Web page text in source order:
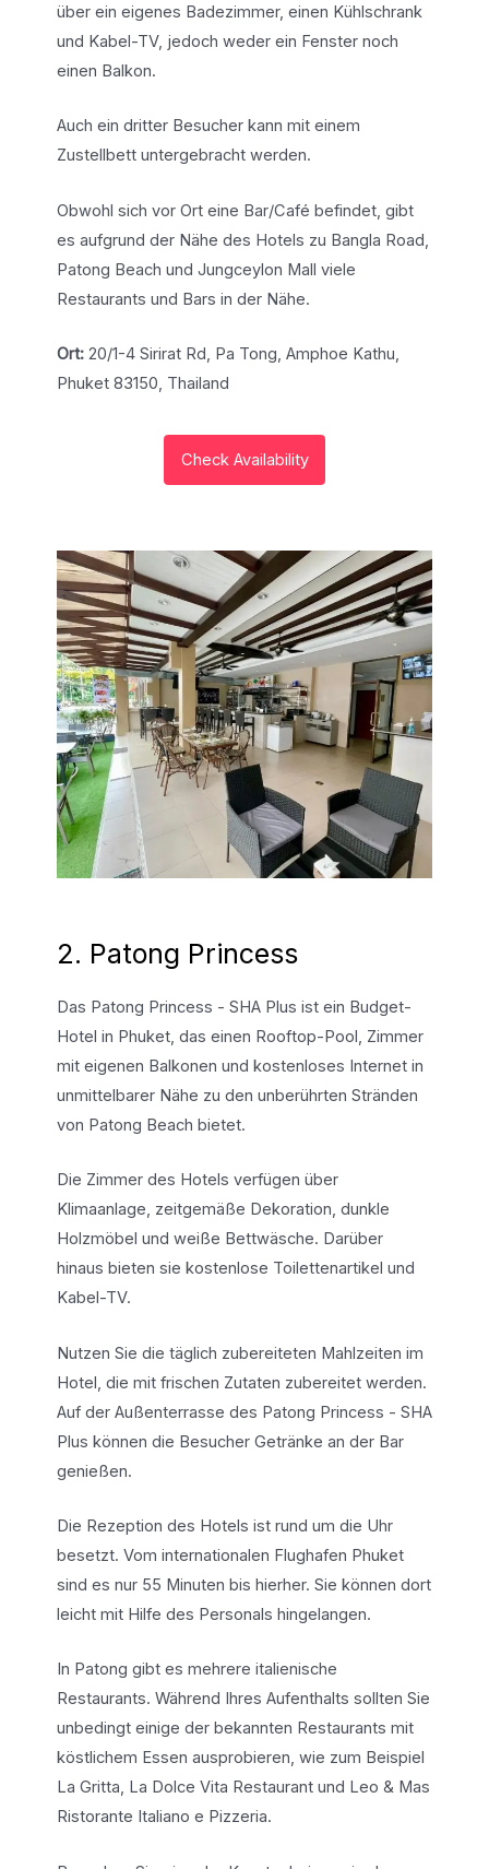
über ein eigenes Badezimmer, einen Kühlschrank
und Kabel-TV, jedoch weder ein Fenster noch
einen Balkon.
Auch ein dritter Besucher kann mit einem
Zustellbett untergebracht werden.
Obwohl sich vor Ort eine Bar/Café befindet, gibt
es aufgrund der Nähe des Hotels zu Bangla Road,
Patong Beach und Jungceylon Mall viele
Restaurants und Bars in der Nähe.
Ort:20/1-4 Sirirat Rd, Pa Tong, Amphoe Kathu,
Phuket 83150, Thailand
Check Availability
2. Patong Princess
Das Patong Princess - SHA Plus ist ein Budget-
Hotel in Phuket, das einen Rooftop-Pool, Zimmer
mit eigenen Balkonen und kostenloses Internet in
unmittelbarer Nähe zu den unberührten Stränden
von Patong Beach bietet.
Die Zimmer des Hotels verfügen über
Klimaanlage, zeitgemäße Dekoration, dunkle
Holzmöbel und weiße Bettwäsche. Darüber
hinaus bieten sie kostenlose Toilettenartikel und
Kabel-TV.
Nutzen Sie die täglich zubereiteten Mahlzeiten im
Hotel, die mit frischen Zutaten zubereitet werden.
Auf der Außenterrasse des Patong Princess - SHA
Plus können die Besucher Getränke an der Bar
genießen.
Die Rezeption des Hotels ist rund um die Uhr
besetzt. Vom internationalen Flughafen Phuket
sind es nur 55 Minuten bis hierher. Sie können dort
leicht mit Hilfe des Personals hingelangen.
In Patong gibt es mehrere italienische
Restaurants. Während Ihres Aufenthalts sollten Sie
unbedingt einige der bekannten Restaurants mit
köstlichem Essen ausprobieren, wie zum Beispiel
La Gritta, La Dolce Vita Restaurant und Leo & Mas
Ristorante Italiano e Pizzeria.